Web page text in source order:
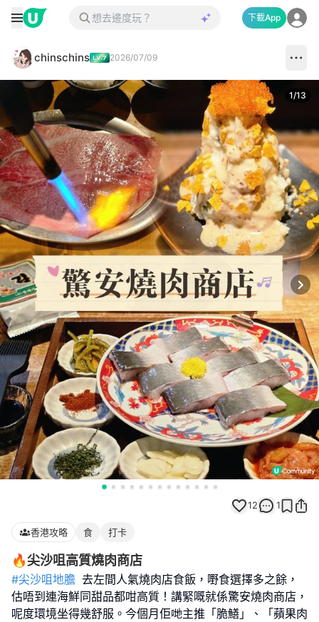
下載App
chinschins 2026/07/09
1/13
12 1
香港攻略 食 打卡
🔥尖沙咀高質燒肉商店
#尖沙咀地膽 去左間人氣燒肉店食飯，嘢食選擇多之餘，
估唔到連海鮮同甜品都咁高質！講緊嘅就係驚安燒肉商店，
呢度環境坐得幾舒服。今個月佢哋主推「脆鱔」、「蘋果肉